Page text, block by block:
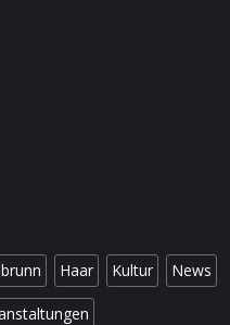
Haar Kultur News